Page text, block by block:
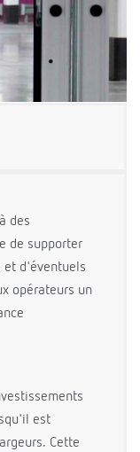
des
de supporter
et d'éventuels
opérateurs un
est
Cette